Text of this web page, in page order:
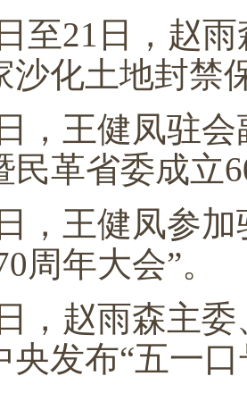
至21日，赵
沙化土地封禁
，王健凤驻
民革省委成立
，王健凤参
周年大会”。
，赵雨森主
央发布“五一